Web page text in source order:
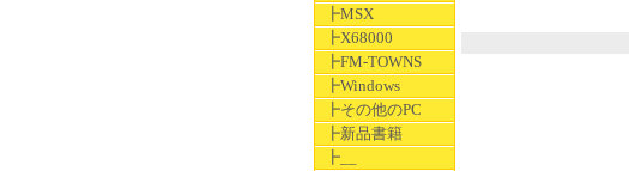
┣MSX
┣X68000
┣FM-TOWNS
┣Windows
┣その他のPC
┣新品書籍
┣__